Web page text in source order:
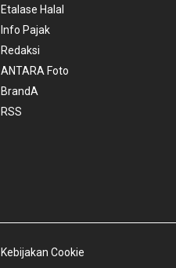
Etalase Halal
Info Pajak
Redaksi
ANTARA Foto
BrandA
RSS
Kebijakan Cookie